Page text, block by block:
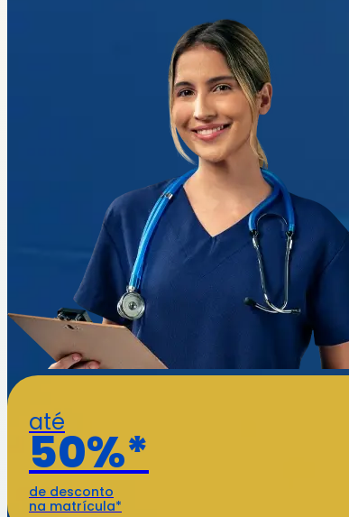
até
50%*
de desconto
na matrícula*